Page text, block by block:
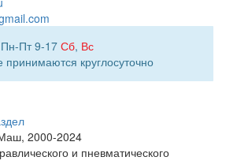
Пт 9-17 Сб, Вс
принимаются круглосуточно
2000-2024
и пневматического